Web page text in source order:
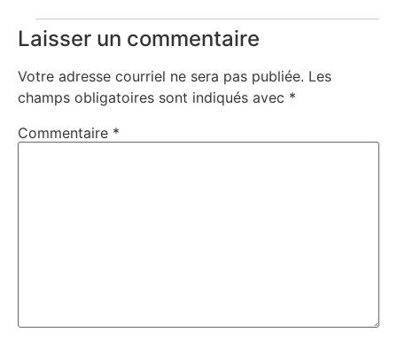
Laisser un commentaire
Votre adresse courriel ne sera pas publiée. Les
champs obligatoires sont indiqués avec *
Commentaire *